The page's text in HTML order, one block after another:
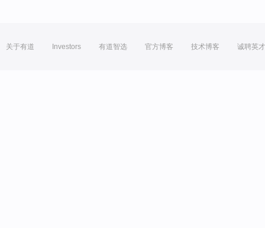
关于有道 Investors 有道智选 官方博客 技术博客 诚聘英才